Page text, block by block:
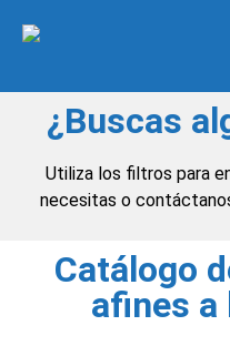
¿Buscas
Utiliza los filtros para
necesitas o
Catálogo
afines